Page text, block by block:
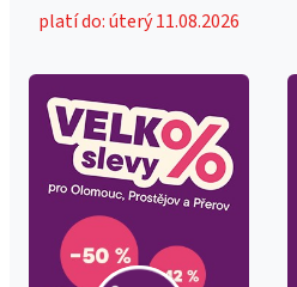
platí do: úterý 11.08.2026